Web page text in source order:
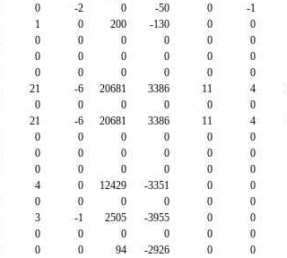
0 -2 0 -50 0 -1
1 0 200 -130 0 0
0 0 0 0 0 0
0 0 0 0 0 0
0 0 0 0 0 0
21 -6 20681 3386 11 4
0 0 0 0 0 0
21 -6 20681 3386 11 4
0 0 0 0 0 0
0 0 0 0 0 0
0 0 0 0 0 0
4 0 12429 -3351 0 0
0 0 0 0 0 0
3 -1 2505 -3955 0 0
0 0 0 0 0 0
0 0 94 -2926 0 0